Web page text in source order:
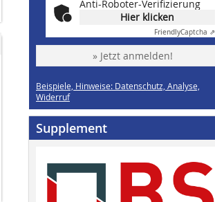
Anti-Roboter-Verifizierung
Hier klicken
FriendlyCaptcha ⇗
» Jetzt anmelden!
Beispiele, Hinweise: Datenschutz, Analyse,
Widerruf
Supplement